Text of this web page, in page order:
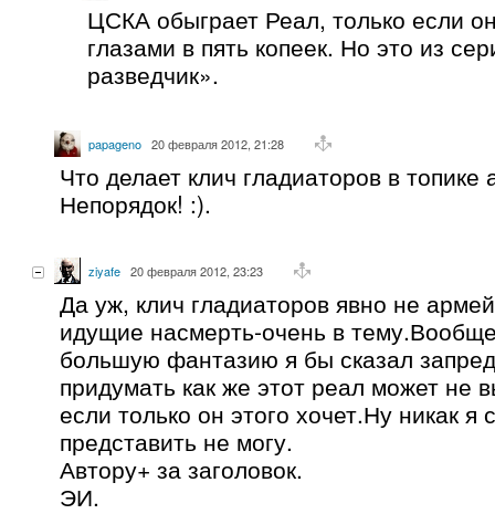
ЦСКА обыграет Реал, только если
глазами в пять копеек. Но это из
разведчик».
papageno 20 февраля 2012, 21:28
Что делает клич гладиаторов в топике
Непорядок! :).
ziyafe 20 февраля 2012, 23:23
Да уж, клич гладиаторов явно не
идущие насмерть-очень в
большую фантазию я бы сказал
придумать как же этот реал может не
если только он этого хочет.Ну никак я
представить не могу.
Автору+ за заголовок.
ЭИ.